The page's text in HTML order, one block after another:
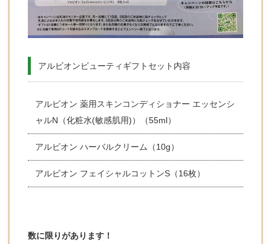
アルビオンビューティギフトセット内容
アルビオン 薬用スキンコンディショナー エッセンシ
ャルN（化粧水(敏感肌用)）（55ml）
アルビオン ハーバルクリーム（10g）
アルビオン フェイシャルコットンS（16枚）
数に限りがあります！